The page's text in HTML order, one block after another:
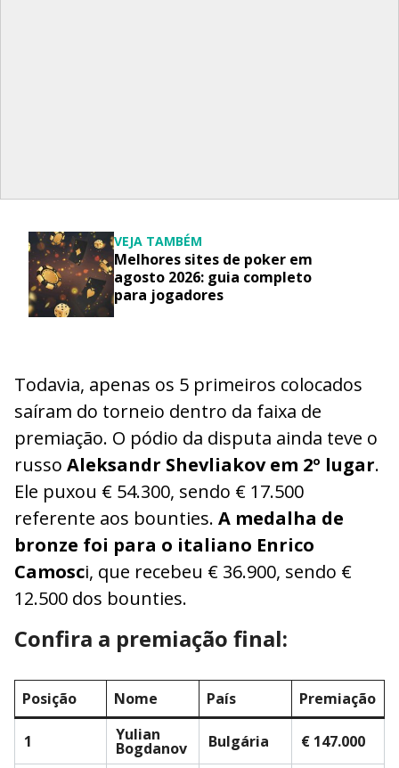
VEJA TAMBÉM
Melhores sites de poker em
agosto 2026: guia completo
para jogadores
Todavia, apenas os 5 primeiros colocados
saíram do torneio dentro da faixa de
premiação. O pódio da disputa ainda teve o
russo Aleksandr Shevliakov em 2º lugar.
Ele puxou € 54.300, sendo € 17.500
referente aos bounties. A medalha de
bronze foi para o italiano Enrico
Camosci, que recebeu € 36.900, sendo €
12.500 dos bounties.
Confira a premiação final:
Posição Nome País Premiação
1 Yulian
Bogdanov Bulgária € 147.000